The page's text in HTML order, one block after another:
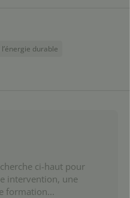
durable
ci-haut pour
intervention, une
formation...